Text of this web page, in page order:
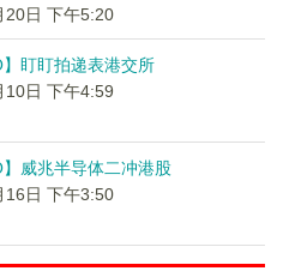
20日 下午5:20
】盯盯拍递表港交所
10日 下午4:59
】威兆半导体二冲港股
16日 下午3:50